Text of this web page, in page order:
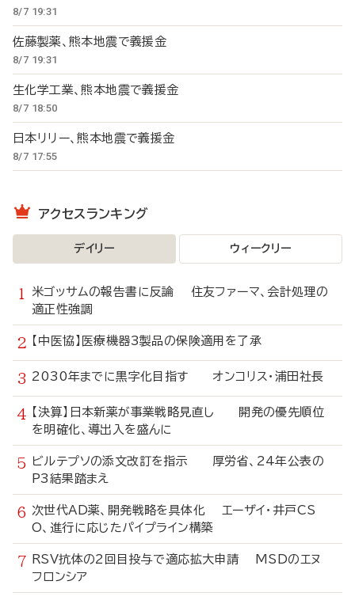
8/7 19:31
佐藤製薬、熊本地震で義援金
8/7 19:31
生化学工業、熊本地震で義援金
8/7 18:50
日本リリー、熊本地震で義援金
8/7 17:55
アクセスランキング
デイリー ウィークリー
米ゴッサムの報告書に反論 住友ファーマ、会計処理の
適正性強調
【中医協】医療機器3製品の保険適用を了承
2030年までに黒字化目指す オンコリス・浦田社長
【決算】日本新薬が事業戦略見直し 開発の優先順位
を明確化、導出入を盛んに
ビルテプソの添文改訂を指示 厚労省、24年公表の
P3結果踏まえ
次世代AD薬、開発戦略を具体化 エーザイ・井戸CS
O、進行に応じたパイプライン構築
RSV抗体の2回目投与で適応拡大申請 MSDのエヌ
フロンシア